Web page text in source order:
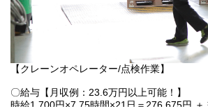
未経験入社から管理職にまで上り詰めた方
もちろん、あなたの活躍のためのサポート
【ポイント１：社員の働きやすさを考える
目先の利益よりも、まずは働いているスタ
浸透した会社です！
スタッフの安全確保にはとても気を配ってい
安全に配慮していただけない案件から撤退す
際にありました。
当社にはたくさんの勤務地があるので、違う
もOK！
【クレーンオペレーター/点検作業】
〇給与【月収例：23.6万円以上可能！】
時給1,700円×7.75時間×21日＝276,675円 ＋